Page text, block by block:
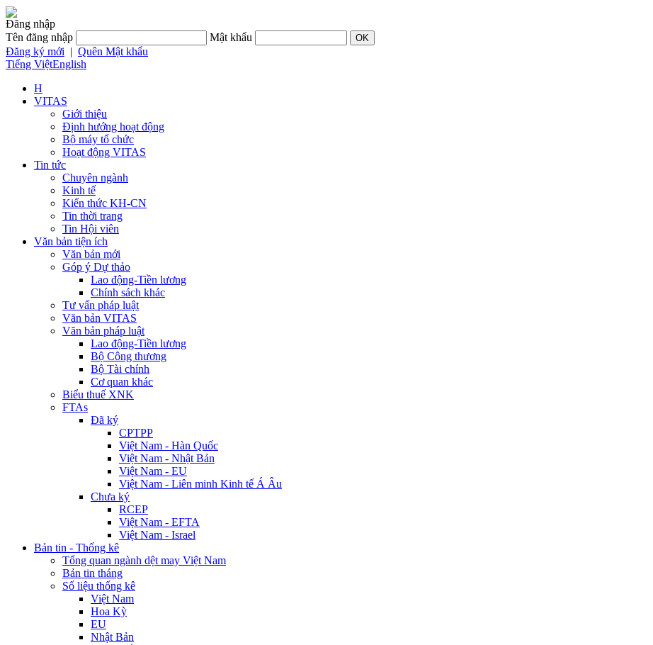
Đăng nhập
Tên đăng nhập
Mật khẩu
Đăng ký mới | Quên Mật khẩu
Tiếng ViệtEnglish
H
VITAS
Giới thiệu
Định hướng hoạt động
Bộ máy tổ chức
Hoạt động VITAS
Tin tức
Chuyên ngành
Kinh tế
Kiến thức KH-CN
Tin thời trang
Tin Hội viên
Văn bản tiện ích
Văn bản mới
Góp ý Dự thảo
Lao động-Tiền lương
Chính sách khác
Tư vấn pháp luật
Văn bản VITAS
Văn bản pháp luật
Lao động-Tiền lương
Bộ Công thương
Bộ Tài chính
Cơ quan khác
Biểu thuế XNK
FTAs
Đã ký
CPTPP
Việt Nam - Hàn Quốc
Việt Nam - Nhật Bản
Việt Nam - EU
Việt Nam - Liên minh Kinh tế Á Âu
Chưa ký
RCEP
Việt Nam - EFTA
Việt Nam - Israel
Bản tin - Thống kê
Tổng quan ngành dệt may Việt Nam
Bản tin tháng
Số liệu thống kê
Việt Nam
Hoa Kỳ
EU
Nhật Bản